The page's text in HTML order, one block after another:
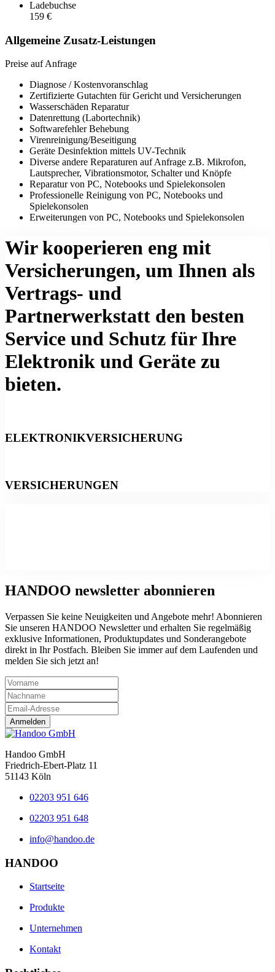
Ladebuchse
159 €
Allgemeine Zusatz-Leistungen
Preise auf Anfrage
Diagnose / Kostenvoranschlag
Zertifizierte Gutachten für Gericht und Versicherungen
Wasserschäden Reparatur
Datenrettung (Labortechnik)
Softwarefehler Behebung
Virenreinigung/Beseitigung
Geräte Desinfektion mittels UV-Technik
Diverse andere Reparaturen auf Anfrage z.B. Mikrofon,
Lautsprecher, Vibrationsmotor, Schalter und Knöpfe
Reparatur von PC, Notebooks und Spielekonsolen
Professionelle Reinigung von PC, Notebooks und
Spielekonsolen
Erweiterungen von PC, Notebooks und Spielekonsolen
Wir kooperieren eng mit
Versicherungen, um Ihnen als
Vertrags- und
Partnerwerkstatt den besten
Service und Schutz für Ihre
Elektronik und Geräte zu
bieten.
ELEKTRONIKVERSICHERUNG
VERSICHERUNGEN
HANDOO newsletter abonnieren
Verpassen Sie keine Neuigkeiten und Angebote mehr! Abonnieren
Sie unseren HANDOO Newsletter und erhalten Sie regelmäßig
exklusive Informationen, Produktupdates und Sonderangebote
direkt in Ihr Postfach. Bleiben Sie immer auf dem Laufenden und
melden Sie sich jetzt an!
Anmelden
Handoo GmbH
Friedrich-Ebert-Platz 11
51143 Köln
02203 951 646
02203 951 648
info@handoo.de
HANDOO
Startseite
Produkte
Unternehmen
Kontakt